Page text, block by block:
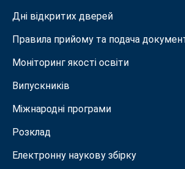
Дні відкритих дверей
Правила прийому та подача
Моніторинг якості освіти
Випускників
Міжнародні програми
Розклад
Електронну наукову збірку